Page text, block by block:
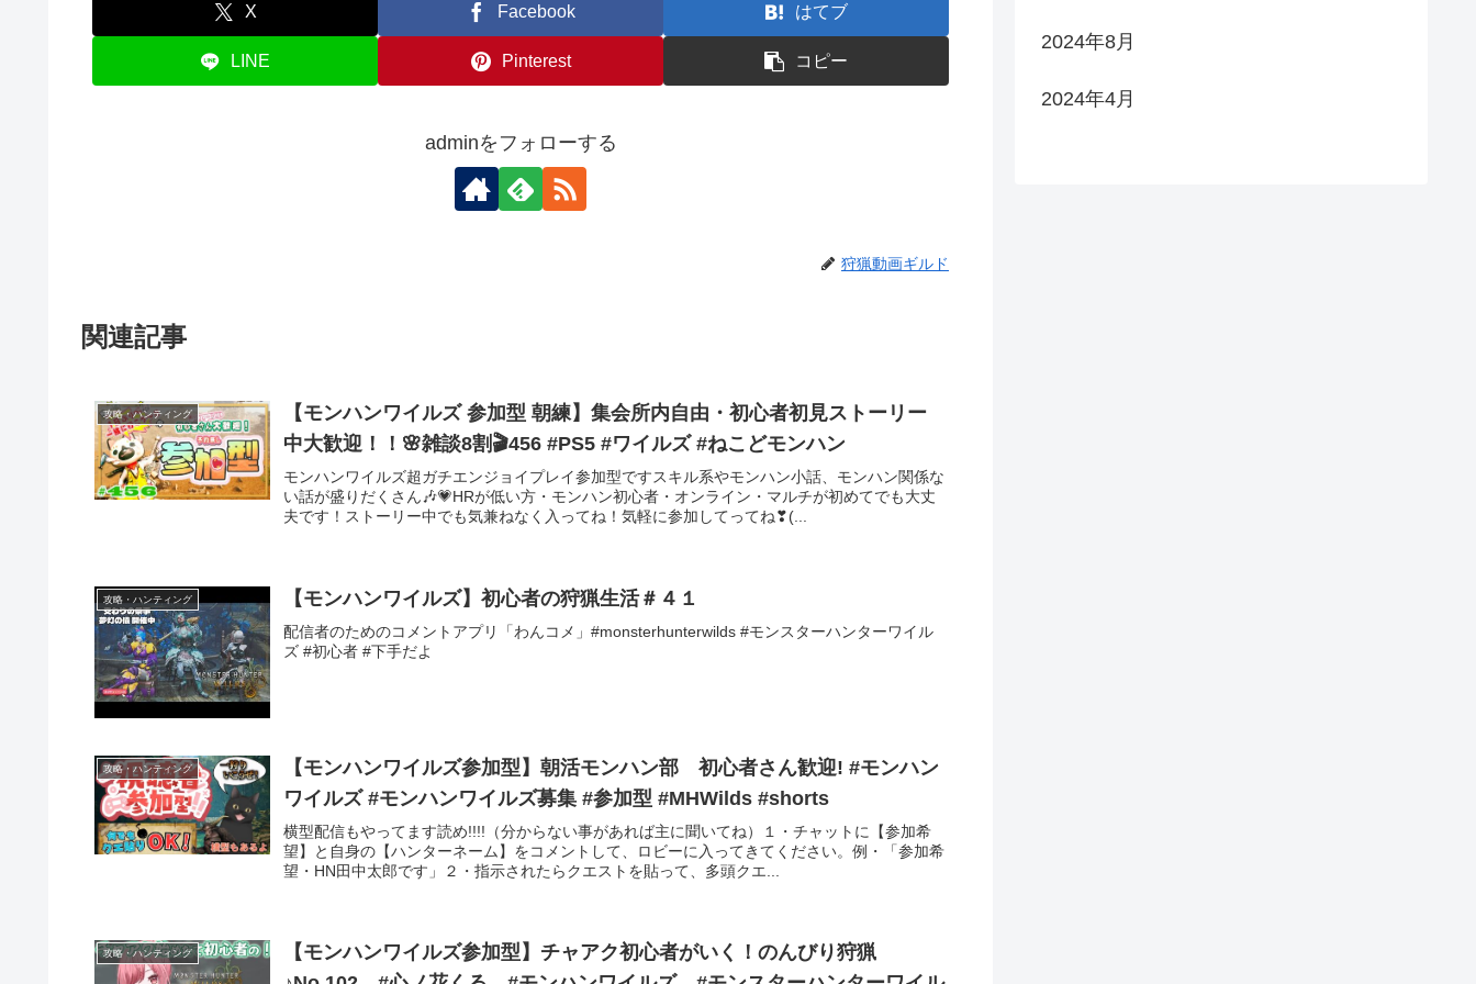
X Facebook はてブ
LINE Pinterest コピー
adminをフォローする
狩猟動画ギルド
関連記事
攻略・ハンティング
【モンハンワイルズ 参加型 朝練】集会所内自由・初心者初見ストーリー
中大歓迎！！🌸雑談8割🎬456 #PS5 #ワイルズ #ねこどモンハン
モンハンワイルズ超ガチエンジョイプレイ参加型ですスキル系やモンハン小話、モンハン関係な
い話が盛りだくさん🎶💗HRが低い方・モンハン初心者・オンライン・マルチが初めてでも大丈
夫です！ストーリー中でも気兼ねなく入ってね！気軽に参加してってね❣(...
攻略・ハンティング 【モンハンワイルズ】初心者の狩猟生活＃４１
配信者のためのコメントアプリ「わんコメ」#monsterhunterwilds #モンスターハンターワイル
ズ #初心者 #下手だよ
攻略・ハンティング
【モンハンワイルズ参加型】朝活モンハン部 初心者さん歓迎! #モンハン
ワイルズ #モンハンワイルズ募集 #参加型 #MHWilds #shorts
横型配信もやってます読め!!!!（分からない事があれば主に聞いてね）１・チャットに【参加希
望】と自身の【ハンターネーム】をコメントして、ロビーに入ってきてください。例・「参加希
望・HN田中太郎です」２・指示されたらクエストを貼って、多頭クエ...
攻略・ハンティング
【モンハンワイルズ参加型】チャアク初心者がいく！のんびり狩猟
2024年8月
2024年4月